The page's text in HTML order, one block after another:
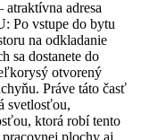
adresa
Po vstupe do bytu
na odkladanie
sa dostanete do
otvorený
Práve táto časť
svetlosťou,
ktorá robí tento